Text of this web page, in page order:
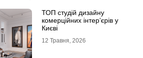
ТОП студій дизайну
комерційних інтер’єрів у
Києві
12 Травня, 2026